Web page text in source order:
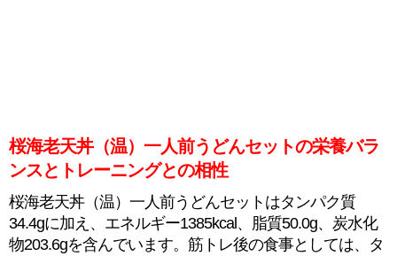
桜海老天丼（温）一人前うどんセットの栄養バラ
ンスとトレーニングとの相性
桜海老天丼（温）一人前うどんセットはタンパク質
34.4gに加え、エネルギー1385kcal、脂質50.0g、炭水化
物203.6gを含んでいます。筋トレ後の食事としては、タ